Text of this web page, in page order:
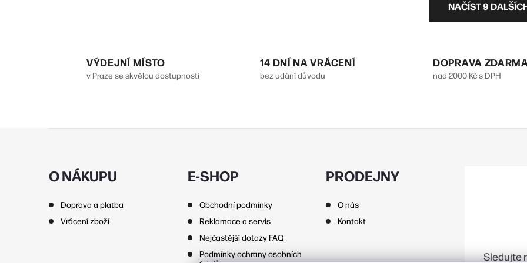
á
d
c
v
k
y
NAČÍST 9
VÝDEJNÍ MÍSTO
v Praze se skvělou dostupností
14 DNÍ NA VRÁCENÍ
bez udání důvodu
DOPRAVA ZDARMA
nad 2000 Kč s DPH
O NÁKUPU
Doprava a platba
Vrácení zboží
E-SHOP
Obchodní podmínky
Reklamace a servis
Nejčastější dotazy FAQ
Podmínky ochrany osobních
PRODEJNY
O nás
Kontakt
Sledujte